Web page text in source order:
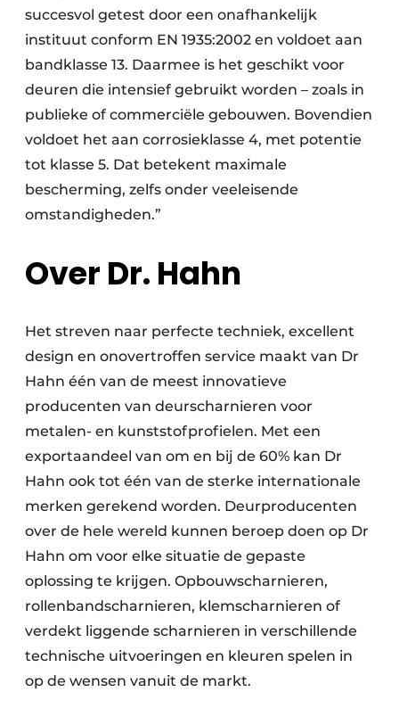
succesvol getest door een onafhankelijk
instituut conform EN 1935:2002 en voldoet aan
bandklasse 13. Daarmee is het geschikt voor
deuren die intensief gebruikt worden – zoals in
publieke of commerciële gebouwen. Bovendien
voldoet het aan corrosieklasse 4, met potentie
tot klasse 5. Dat betekent maximale
bescherming, zelfs onder veeleisende
omstandigheden.”
Over Dr. Hahn
Het streven naar perfecte techniek, excellent
design en onovertroffen service maakt van Dr
Hahn één van de meest innovatieve
producenten van deurscharnieren voor
metalen- en kunststofprofielen. Met een
exportaandeel van om en bij de 60% kan Dr
Hahn ook tot één van de sterke internationale
merken gerekend worden. Deurproducenten
over de hele wereld kunnen beroep doen op Dr
Hahn om voor elke situatie de gepaste
oplossing te krijgen. Opbouwscharnieren,
rollenbandscharnieren, klemscharnieren of
verdekt liggende scharnieren in verschillende
technische uitvoeringen en kleuren spelen in
op de wensen vanuit de markt.